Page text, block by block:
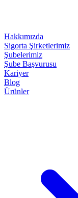
Hakkımızda
Sigorta Şirketlerimiz
Şubelerimiz
Şube Başvurusu
Kariyer
Blog
Ürünler